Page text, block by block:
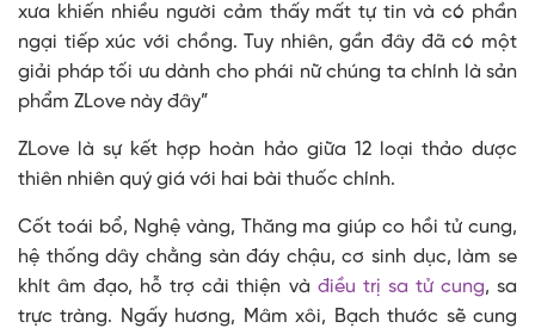
xưa khiến nhiều người cảm thấy mất tự tin và có phần
ngại tiếp xúc với chồng. Tuy nhiên, gần đây đã có một
giải pháp tối ưu dành cho phái nữ chúng ta chính là sản
phẩm ZLove này đây”
ZLove là sự kết hợp hoàn hảo giữa 12 loại thảo dược
thiên nhiên quý giá với hai bài thuốc chính.
Cốt toái bổ, Nghệ vàng, Thăng ma giúp co hồi tử cung,
hệ thống dây chằng sàn đáy chậu, cơ sinh dục, làm se
khít âm đạo, hỗ trợ cải thiện và điều trị sa tử cung, sa
trực tràng. Ngấy hương, Mâm xôi, Bạch thước sẽ cung